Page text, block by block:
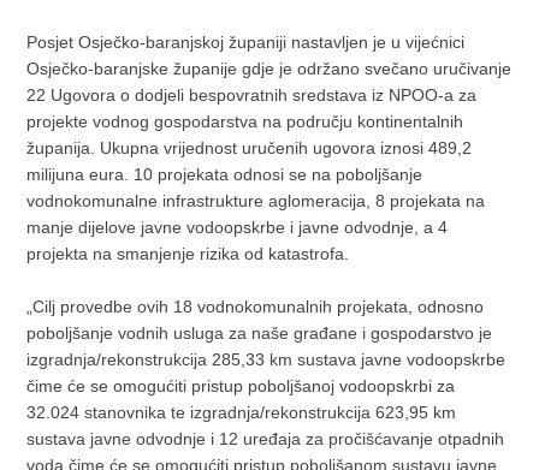
Posjet Osječko-baranjskoj županiji nastavljen je u vijećnici
Osječko-baranjske županije gdje je održano svečano uručivanje
22 Ugovora o dodjeli bespovratnih sredstava iz NPOO-a za
projekte vodnog gospodarstva na području kontinentalnih
županija. Ukupna vrijednost uručenih ugovora iznosi 489,2
milijuna eura. 10 projekata odnosi se na poboljšanje
vodnokomunalne infrastrukture aglomeracija, 8 projekata na
manje dijelove javne vodoopskrbe i javne odvodnje, a 4
projekta na smanjenje rizika od katastrofa.
„Cilj provedbe ovih 18 vodnokomunalnih projekata, odnosno
poboljšanje vodnih usluga za naše građane i gospodarstvo je
izgradnja/rekonstrukcija 285,33 km sustava javne vodoopskrbe
čime će se omogućiti pristup poboljšanoj vodoopskrbi za
32.024 stanovnika te izgradnja/rekonstrukcija 623,95 km
sustava javne odvodnje i 12 uređaja za pročišćavanje otpadnih
voda čime će se omogućiti pristup poboljšanom sustavu javne